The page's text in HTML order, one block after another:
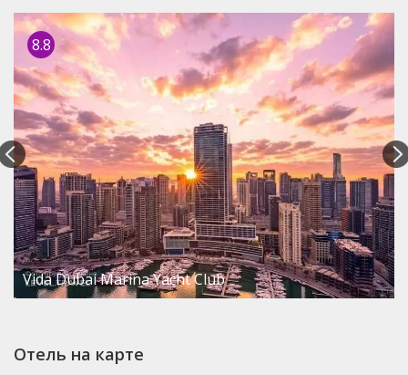
8.8
Vida Dubai Marina Yacht Club
Отель на карте